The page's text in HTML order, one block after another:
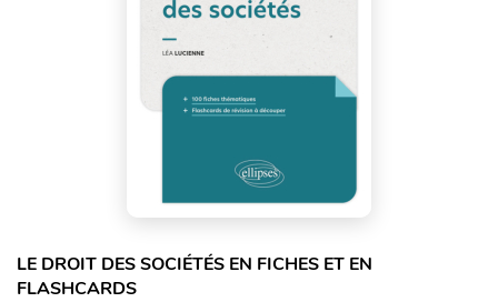
LE DROIT DES SOCIÉTÉS EN FICHES ET EN
FLASHCARDS